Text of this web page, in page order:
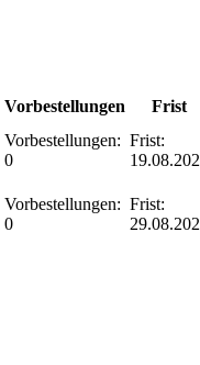
Vorbestellungen
Frist
Vorbestellungen:
0
Frist:
Vorbestellungen:
0
Frist: